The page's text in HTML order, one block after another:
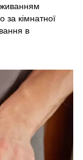
за кімнатної
в